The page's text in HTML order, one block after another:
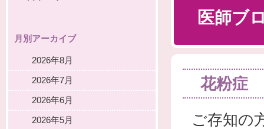
医師ブ
花粉症
ご存知の
月別アーカイブ
2026年8月
2026年7月
2026年6月
2026年5月